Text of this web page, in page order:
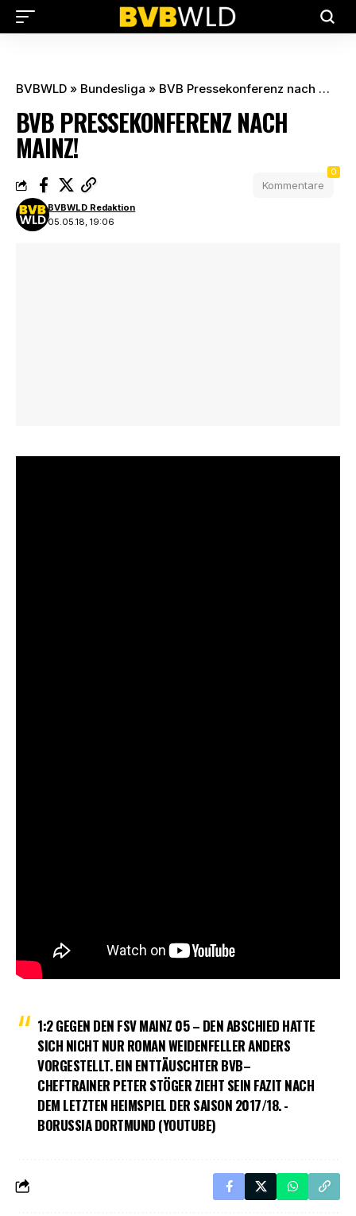
BVBWLD » Bundesliga » BVB Pressekonferenz nach Mainz!
BVB PRESSEKONFERENZ NACH
MAINZ!
05.05.18, 19:06
BVBWLD Redaktion
Kommentare
0
1:2 GEGEN DEN FSV MAINZ 05 – DEN ABSCHIED HATTE
SICH NICHT NUR ROMAN WEIDENFELLER ANDERS
VORGESTELLT. EIN ENTTÄUSCHTER BVB–
CHEFTRAINER PETER STÖGER ZIEHT SEIN FAZIT NACH
DEM LETZTEN HEIMSPIEL DER SAISON 2017/18. -
BORUSSIA DORTMUND (YOUTUBE)